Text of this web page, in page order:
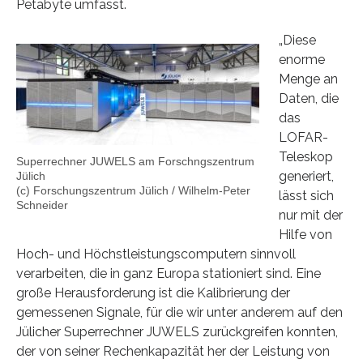
Petabyte umfasst.
Superrechner JUWELS am Forschngszentrum
Jülich
(c) Forschungszentrum Jülich / Wilhelm-Peter
Schneider
„Diese
enorme
Menge an
Daten, die
das
LOFAR-
Teleskop
generiert,
lässt sich
nur mit der
Hilfe von
Hoch- und Höchstleistungscomputern sinnvoll
verarbeiten, die in ganz Europa stationiert sind. Eine
große Herausforderung ist die Kalibrierung der
gemessenen Signale, für die wir unter anderem auf den
Jülicher Superrechner JUWELS zurückgreifen konnten,
der von seiner Rechenkapazität her der Leistung von